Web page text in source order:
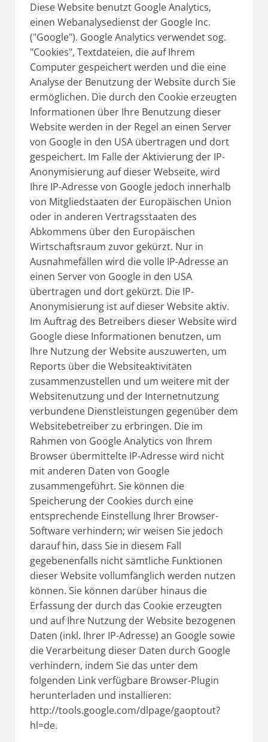
Diese Website benutzt Google Analytics,
einen Webanalysedienst der Google Inc.
("Google"). Google Analytics verwendet sog.
"Cookies", Textdateien, die auf Ihrem
Computer gespeichert werden und die eine
Analyse der Benutzung der Website durch Sie
ermöglichen. Die durch den Cookie erzeugten
Informationen über Ihre Benutzung dieser
Website werden in der Regel an einen Server
von Google in den USA übertragen und dort
gespeichert. Im Falle der Aktivierung der IP-
Anonymisierung auf dieser Webseite, wird
Ihre IP-Adresse von Google jedoch innerhalb
von Mitgliedstaaten der Europäischen Union
oder in anderen Vertragsstaaten des
Abkommens über den Europäischen
Wirtschaftsraum zuvor gekürzt. Nur in
Ausnahmefällen wird die volle IP-Adresse an
einen Server von Google in den USA
übertragen und dort gekürzt. Die IP-
Anonymisierung ist auf dieser Website aktiv.
Im Auftrag des Betreibers dieser Website wird
Google diese Informationen benutzen, um
Ihre Nutzung der Website auszuwerten, um
Reports über die Websiteaktivitäten
zusammenzustellen und um weitere mit der
Websitenutzung und der Internetnutzung
verbundene Dienstleistungen gegenüber dem
Websitebetreiber zu erbringen. Die im
Rahmen von Google Analytics von Ihrem
Browser übermittelte IP-Adresse wird nicht
mit anderen Daten von Google
zusammengeführt. Sie können die
Speicherung der Cookies durch eine
entsprechende Einstellung Ihrer Browser-
Software verhindern; wir weisen Sie jedoch
darauf hin, dass Sie in diesem Fall
gegebenenfalls nicht sämtliche Funktionen
dieser Website vollumfänglich werden nutzen
können. Sie können darüber hinaus die
Erfassung der durch das Cookie erzeugten
und auf Ihre Nutzung der Website bezogenen
Daten (inkl. Ihrer IP-Adresse) an Google sowie
die Verarbeitung dieser Daten durch Google
verhindern, indem Sie das unter dem
folgenden Link verfügbare Browser-Plugin
herunterladen und installieren:
http://tools.google.com/dlpage/gaoptout?
hl=de.